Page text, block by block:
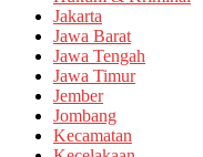
Jakarta
Jawa Barat
Jawa Tengah
Jawa Timur
Jember
Jombang
Kecamatan